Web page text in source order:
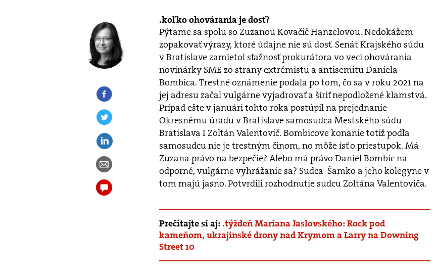
koľko ohovárania je dosť?
Pýtame sa spolu so Zuzanou Kovačič Hanzelovou. Nedokážem
zopakovať výrazy, ktoré údajne nie sú dosť. Senát Krajského súdu
v Bratislave zamietol sťažnosť prokurátora vo veci ohovárania
novinárky SME zo strany extrémistu a antisemitu Daniela
Bombica. Trestné oznámenie podala po tom, čo sa v roku 2021 na
jej adresu začal vulgárne vyjadrovať a šíriť nepodložené klamstvá.
Prípad ešte v januári tohto roka postúpil na prejednanie
Okresnému úradu v Bratislave samosudca Mestského súdu
Bratislava I Zoltán Valentovič. Bombicove konanie totiž podľa
samosudcu nie je trestným činom, no môže ísť o priestupok. Má
Zuzana právo na bezpečie? Alebo má právo Daniel Bombic na
odporné, vulgárne vyhrážanie sa? Sudca Šamko a jeho kolegyne v
tom majú jasno. Potvrdili rozhodnutie sudcu Zoltána Valentoviča.
Prečítajte si aj: .týždeň Mariana Jaslovského: Rock pod
kameňom, ukrajinské drony nad Krymom a Larry na Downing
Street 10